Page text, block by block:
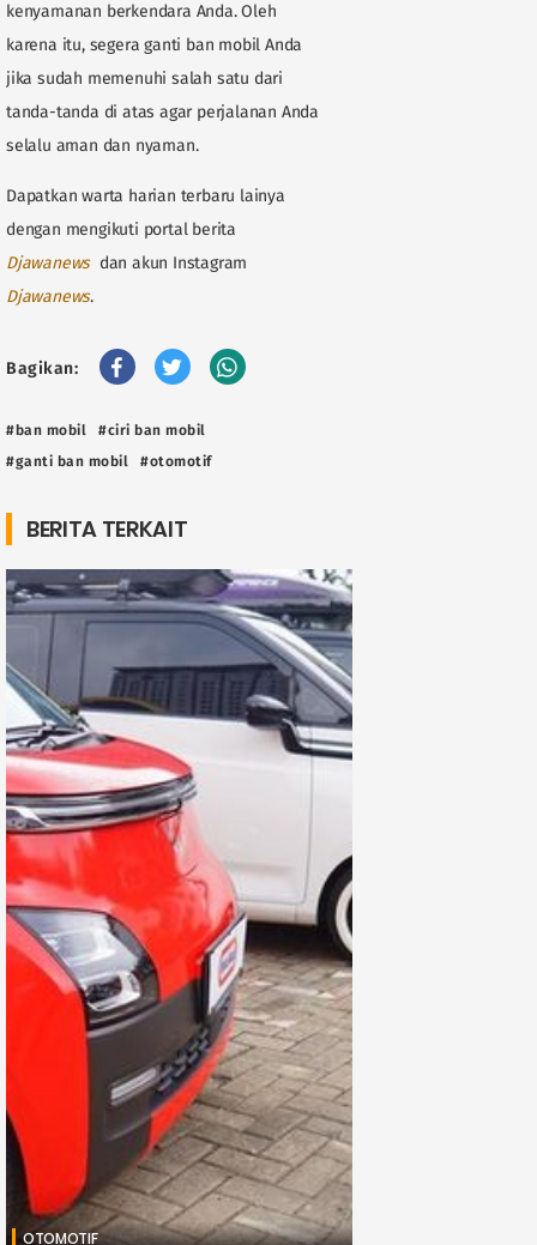
kenyamanan berkendara Anda. Oleh
karena itu, segera ganti ban mobil Anda
jika sudah memenuhi salah satu dari
tanda-tanda di atas agar perjalanan Anda
selalu aman dan nyaman.
Dapatkan warta harian terbaru lainya
dengan mengikuti portal berita
Djawanewsdan akun Instagram
Djawanews.
Bagikan:
#ban mobil
#ciri ban mobil
#ganti ban mobil
#otomotif
BERITA TERKAIT
OTOMOTIF